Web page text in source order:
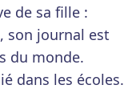
de sa fille :
son journal est
du monde.
dans les écoles.